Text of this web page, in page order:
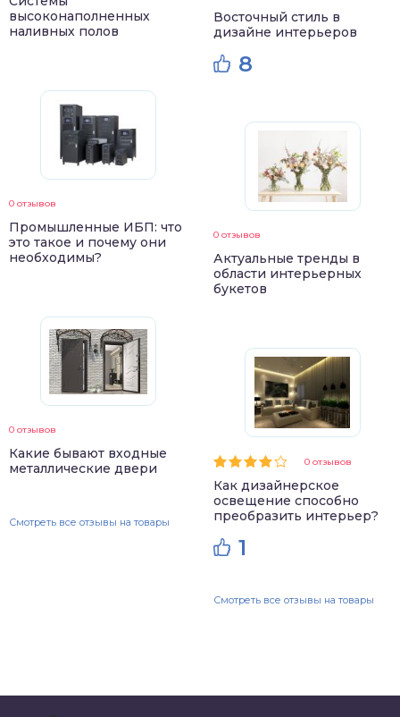
высоконаполненных
наливных полов
0 отзывов
Промышленные ИБП: что
это такое и почему они
необходимы?
0 отзывов
Какие бывают входные
металлические двери
Смотреть все отзывы на товары
Восточный стиль в
дизайне интерьеров
8
0 отзывов
Актуальные тренды в
области интерьерных
букетов
0 отзывов
Как дизайнерское
освещение способно
преобразить интерьер?
1
Смотреть все отзывы на товары